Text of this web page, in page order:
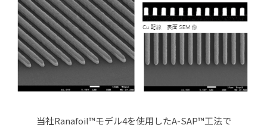
当社Ranafoil™モデル4を使用したA-SAP™工法で